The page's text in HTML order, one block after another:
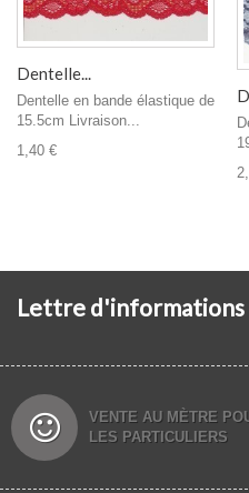
Dentelle...
Dentelle en bande élastique de
15.5cm Livraison...
1,40 €
Lettre d'informations
VENTE AU MÈTRE
LES PARTICULIERS